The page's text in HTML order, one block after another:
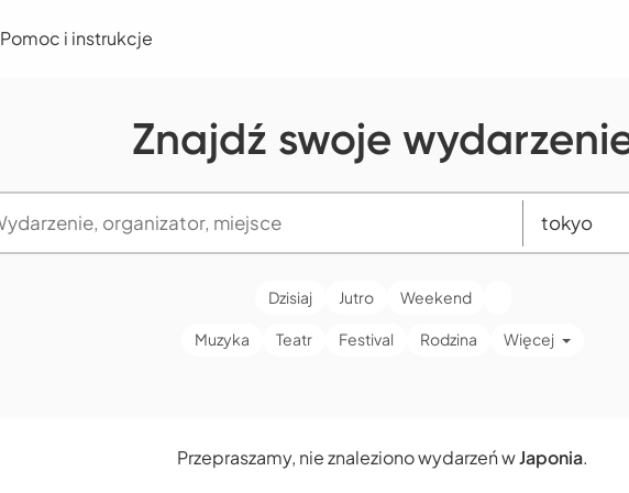
Pomoc i instrukcje
Znajdź swoje
Dzisiaj Jutro Weekend
Muzyka Teatr Festival Rodzina Więcej
Przepraszamy, nie znaleziono wydarzeń wJaponia.